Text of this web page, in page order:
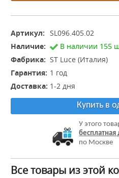
Артикул: SL096.405.02
Наличие:
В наличии 155
Фабрика: ST Luce (Италия)
Гарантия: 1 год
Доставка: 1-2 дня
Купить в
У этого
бесплатная
по Москве
Все товары из этой